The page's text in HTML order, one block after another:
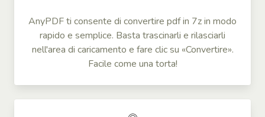
AnyPDF ti consente di convertire pdf in 7z in modo
rapido e semplice. Basta trascinarli e rilasciarli
nell'area di caricamento e fare clic su «Convertire».
Facile come una torta!